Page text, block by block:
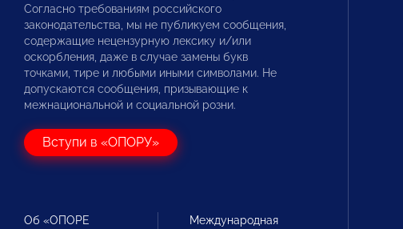
Согласно требованиям российского
законодательства, мы не публикуем сообщения,
содержащие нецензурную лексику и/или
оскорбления, даже в случае замены букв
точками, тире и любыми иными символами. Не
допускаются сообщения, призывающие к
межнациональной и социальной розни.
Вступи в «ОПОРУ»
Об «ОПОРЕ
Международная